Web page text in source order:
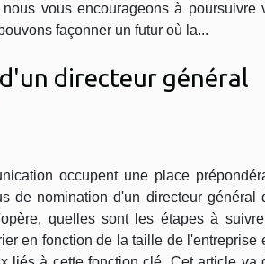
vous encourageons à poursuivre
façonner un futur où la...
directeur général
occupent une place
de nomination d'un directeur général
quelles sont les étapes à
en fonction de la taille de l'entreprise